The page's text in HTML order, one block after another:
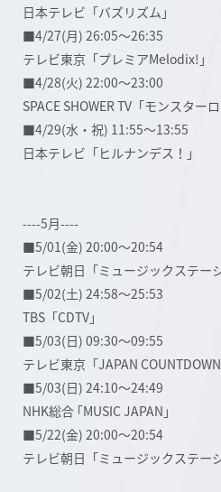
日本テレビ「バズリズム」
■4/27(月) 26:05～26:35
テレビ東京「プレミアMelodix!」
■4/28(火) 22:00～23:00
SPACE SHOWER TV「モンスターロ
■4/29(水・祝) 11:55～13:55
日本テレビ「ヒルナンデス！」
----5月----
■5/01(金) 20:00～20:54
テレビ朝日「ミュージックステー
■5/02(土) 24:58～25:53
TBS「CDTV」
■5/03(日) 09:30～09:55
テレビ東京「JAPAN COUNTDOWN
■5/03(日) 24:10～24:49
NHK総合 ｢MUSIC JAPAN｣
■5/22(金) 20:00～20:54
テレビ朝日「ミュージックステー